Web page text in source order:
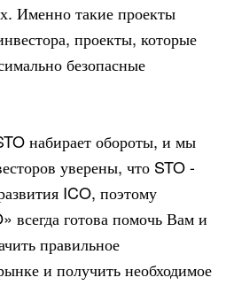
Именно такие проекты
проекты, которые
безопасные
набирает обороты, и мы
уверены, что STO -
ICO, поэтому
всегда готова помочь Вам и
правильное
и получить необходимое